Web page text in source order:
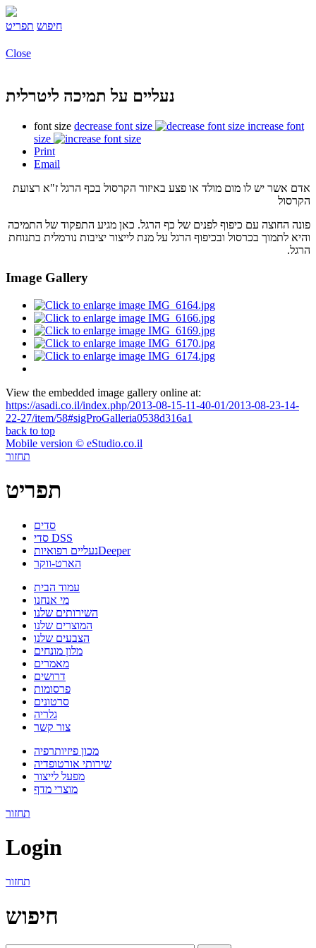
חיפוש תפריט
Close
נעליים על תמיכה ליטרלית
font size decrease font size
increase font
size
Print
Email
אדם אשר יש לו מום מולד או פצע באיזור הקרסול בכף הרגל ז"א רצועת
הקרסול
פונה החוצה עם כיפוף לפנים של כף הרגל. כאן מגיע התפקוד של התמיכה
והיא לתמוך בכרסול ובכיפוף הרגל על מנת לייצור יציבות נורמלית בתנוחת
הרגל.
Image Gallery
View the embedded image gallery online at:
https://asadi.co.il/index.php/2013-08-15-11-40-01/2013-08-23-14-
22-27/item/58#sigProGalleria0538d316a1
back to top
Mobile version © eStudio.co.il
תחזור
תפריט
סדים
סדי DSS
נעליים רפואיותDeeper
הארט-ווקר
עמוד הבית
מי אנחנו
השירותים שלנו
המוצרים שלנו
הצבעים שלנו
מלון מונחים
מאמרים
דרושים
פרסומות
סרטונים
גלריה
צור קשר
מכון פיזיותרפיה
שירותי אורטופדיה
מפעל לייצור
מוצרי מדף
תחזור
Login
תחזור
חיפוש